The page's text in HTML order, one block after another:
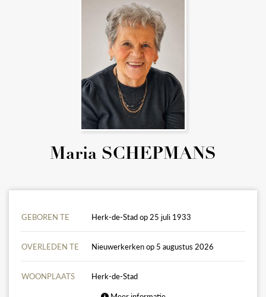
Maria SCHEPMANS
GEBOREN TE Herk-de-Stad op 25 juli 1933
OVERLEDEN TE Nieuwerkerken op 5 augustus 2026
WOONPLAATS
Herk-de-Stad